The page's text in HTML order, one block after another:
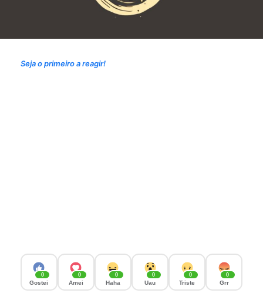
Seja o primeiro a reagir!
0
Gostei
0
Amei
0
Haha
0
Uau
0
Triste
0
Grr